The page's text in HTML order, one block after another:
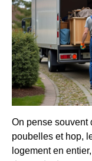
On pense souvent
poubelles et hop,
logement en